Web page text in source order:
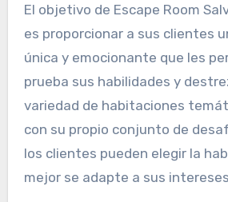
El objetivo de Escape Room
es proporcionar a sus clientes
única y emocionante que les
prueba sus habilidades y
variedad de habitaciones
con su propio conjunto de
los clientes pueden elegir la
mejor se adapte a sus